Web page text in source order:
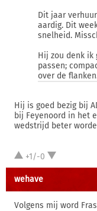
Dit jaar
aardig. Dit
snelheid.
Hij zou denk ik
passen;
over de
Hij is goed bezig bij
bij Feyenoord in het
wedstrijd beter
+1/-0
wehave
Volgens mij word